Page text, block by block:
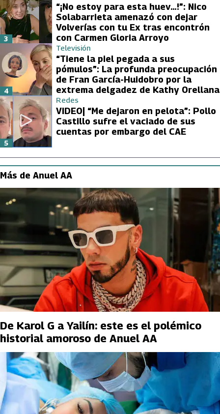
“¡No estoy para esta huev…!”: Nico
Solabarrieta amenazó con dejar
Volverías con tu Ex tras encontrón
con Carmen Gloria Arroyo
3
Televisión
“Tiene la piel pegada a sus
pómulos”: La profunda preocupación
de Fran García-Huidobro por la
extrema delgadez de Kathy Orellana
4
Redes
VIDEO| “Me dejaron en pelota”: Pollo
Castillo sufre el vaciado de sus
cuentas por embargo del CAE
5
Más de Anuel AA
De Karol G a Yailín: este es el polémico
historial amoroso de Anuel AA